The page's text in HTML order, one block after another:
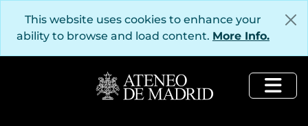
This website uses cookies to enhance your
ability to browse and load content. More Info.